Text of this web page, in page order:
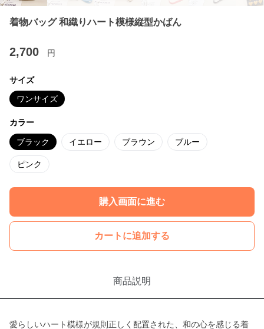
着物バッグ 和織りハート模様縦型かばん
2,700 円
サイズ
ワンサイズ
カラー
ブラック イエロー ブラウン ブルー
ピンク
購入画面に進む
カートに追加する
商品説明
愛らしいハート模様が規則正しく配置された、和の心を感じる着